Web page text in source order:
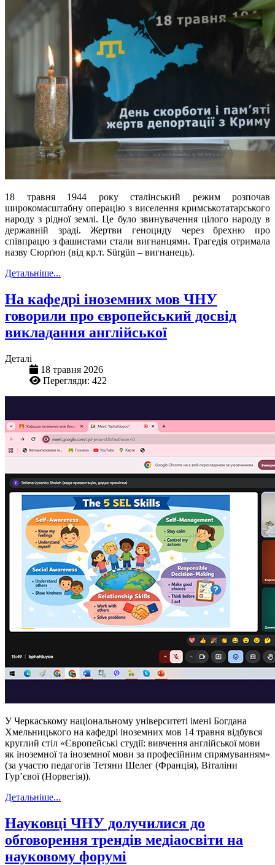
18 травня 1944 року сталінський режим розпочав
широкомасштабну операцію з виселення кримськотатарського
народу з рідної землі. Це було звинувачення цілого народу в
державній зраді. Жертви геноциду через брехню про
співпрацю з фашистами стали вигнанцями. Трагедія отримала
назву Сюрґюн (від кр.т. Sürgün – вигнанець).
Детальніше...
На кафедрі іноземних мов ЧНУ
говорили про європейський досвід
викладання англійської
Деталі
18 травня 2026
Перегляди: 422
У Черкаському національному університеті імені Богдана
Хмельницького на кафедрі іноземних мов 14 травня відбувся
круглий стіл «Європейські студії: вивчення англійської мови
як іноземної та іноземної мови за професійним спрямуванням»
(за участю педагогів Тетяни Шелег (Франція), Віталіни
Гурʼєвої (Норвегія)).
Детальніше...
Науковці ЧНУ долучилися до
обговорення трендів медіаосвіти на
науковому форумі